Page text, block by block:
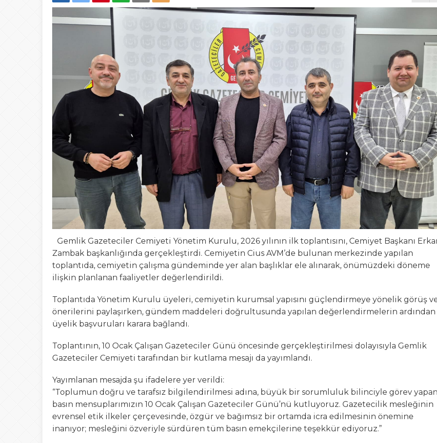
Bursa Fashion WEEK 9 Uluslararası Moda Günleri için geri sayım başladı
OKUR GEZER TUR, GEMLİK ÇIKIŞLI KÜLTÜR TURLARINA DEVAM EDİYOR
21:03 Gemlik’ten Gagauzya’ya Uzanan Dostluk Köprüsü
17:35 19 Mayıs Gemlik’te Büyük Coşkuyla Kutlandı
Gemlik Gazeteciler Cemiyeti Yönetim Kurulu, 2026 yılının ilk toplantısını, Cemiyet Başkanı
Zambak başkanlığında gerçekleştirdi. Cemiyetin Cius AVM’de bulunan merkezinde yapılan
toplantıda, cemiyetin çalışma gündeminde yer alan başlıklar ele alınarak, önümüzdeki döneme
ilişkin planlanan faaliyetler değerlendirildi.
Toplantıda Yönetim Kurulu üyeleri, cemiyetin kurumsal yapısını güçlendirmeye yönelik görüş
önerilerini paylaşırken, gündem maddeleri doğrultusunda yapılan değerlendirmelerin ardından
üyelik başvuruları karara bağlandı.
Toplantının, 10 Ocak Çalışan Gazeteciler Günü öncesinde gerçekleştirilmesi dolayısıyla Gemlik
Gazeteciler Cemiyeti tarafından bir kutlama mesajı da yayımlandı.
Yayımlanan mesajda şu ifadelere yer verildi:
“Toplumun doğru ve tarafsız bilgilendirilmesi adına, büyük bir sorumluluk bilinciyle görev yapan
basın mensuplarımızın 10 Ocak Çalışan Gazeteciler Günü’nü kutluyoruz. Gazetecilik mesleğinin
evrensel etik ilkeler çerçevesinde, özgür ve bağımsız bir ortamda icra edilmesinin önemine
inanıyor; mesleğini özveriyle sürdüren tüm basın emekçilerine teşekkür ediyoruz.”